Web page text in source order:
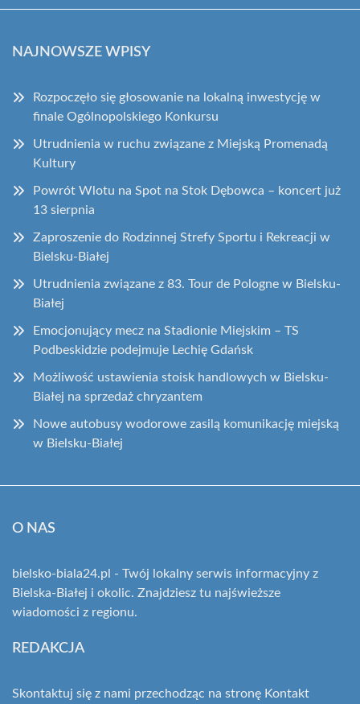
NAJNOWSZE WPISY
Rozpoczęło się głosowanie na lokalną inwestycję w
finale Ogólnopolskiego Konkursu
Utrudnienia w ruchu związane z Miejską Promenadą
Kultury
Powrót Wlotu na Spot na Stok Dębowca – koncert już
13 sierpnia
Zaproszenie do Rodzinnej Strefy Sportu i Rekreacji w
Bielsku-Białej
Utrudnienia związane z 83. Tour de Pologne w Bielsku-
Białej
Emocjonujący mecz na Stadionie Miejskim – TS
Podbeskidzie podejmuje Lechię Gdańsk
Możliwość ustawienia stoisk handlowych w Bielsku-
Białej na sprzedaż chryzantem
Nowe autobusy wodorowe zasilą komunikację miejską
w Bielsku-Białej
O NAS
bielsko-biala24.pl - Twój lokalny serwis informacyjny z
Bielska-Białej i okolic. Znajdziesz tu najświeższe
wiadomości z regionu.
REDAKCJA
Skontaktuj się z nami przechodząc na stronę Kontakt